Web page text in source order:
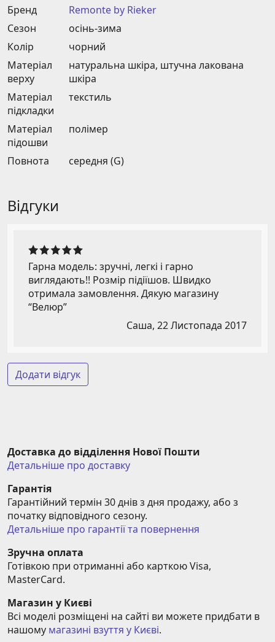
Бренд
Remonte by Rieker
Сезон
осінь-зима
Колір
чорний
Матеріал
верху
натуральна шкіра, штучна лакована
шкіра
Матеріал
підкладки
текстиль
Матеріал
підошви
полімер
Повнота середня (G)
Відгуки
Гарна модель: зручні, легкі і гарно
виглядають!! Розмір підіїшов. Швидко
отримала замовлення. Дякую магазину
“Велюр”
Саша, 22 Листопада 2017
Додати відгук
Доставка до відділення Нової Пошти
Детальніше про доставку
Гарантія
Гарантійний термін 30 днів з дня продажу, або з
початку відповідного сезону.
Детальніше про гарантії та повернення
Зручна оплата
Готівкою при отриманні або карткою Visa,
MasterCard.
Магазин у Києві
Всі моделі розміщені на сайті ви можете придбати в
нашому магазині взуття у Києві.